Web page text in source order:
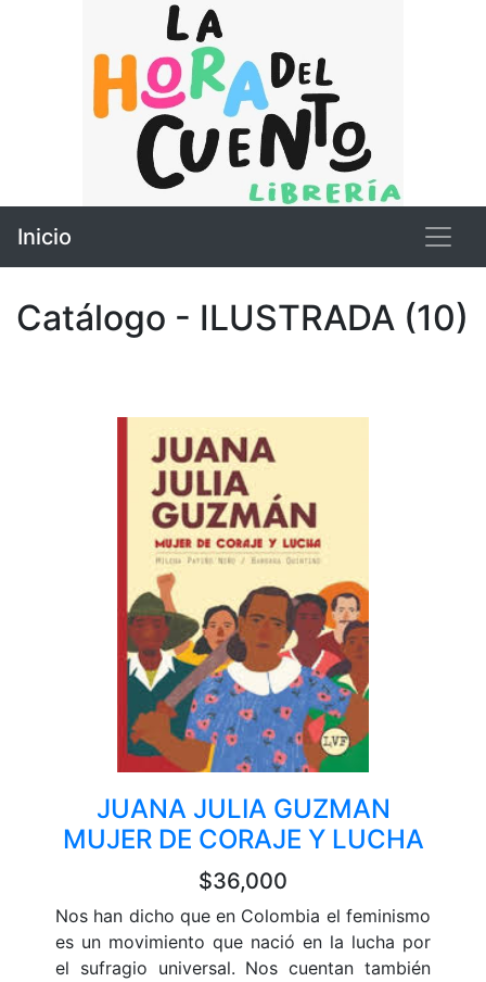
Inicio
Catálogo - ILUSTRADA (10)
JUANA JULIA GUZMAN
MUJER DE CORAJE Y LUCHA
$36,000
Nos han dicho que en Colombia el feminismo
es un movimiento que nació en la lucha por
el sufragio universal. Nos cuentan también